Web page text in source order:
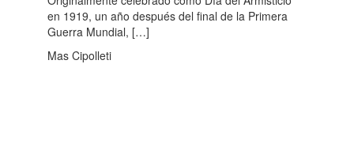
en 1919, un año después del final de la Primera
Guerra Mundial, […]
Mas Cipolleti